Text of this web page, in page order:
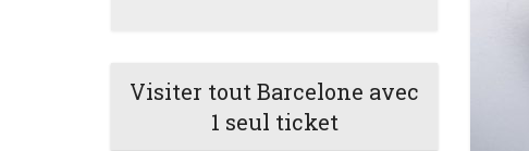
Visiter tout Barcelone avec
1 seul ticket